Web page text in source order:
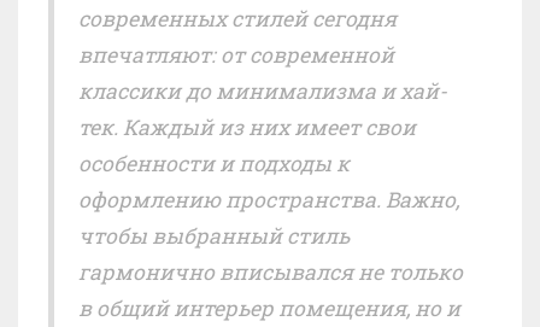
современных стилей сегодня
впечатляют: от современной
классики до минимализма и хай-
тек. Каждый из них имеет свои
особенности и подходы к
оформлению пространства. Важно,
чтобы выбранный стиль
гармонично вписывался не только
в общий интерьер помещения, но и